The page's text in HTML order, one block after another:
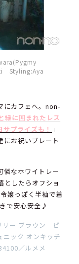
Styling:Aya
にカフェへ。non-
緑に囲まれたレス
プライズも！ 」
にお祝いプレート
憐なホワイトレー
としたらオフショ
嬢っぽく半袖で着
で安心安全♪
リー ブラウン ピ
ック オンキッチ
／ルメメ